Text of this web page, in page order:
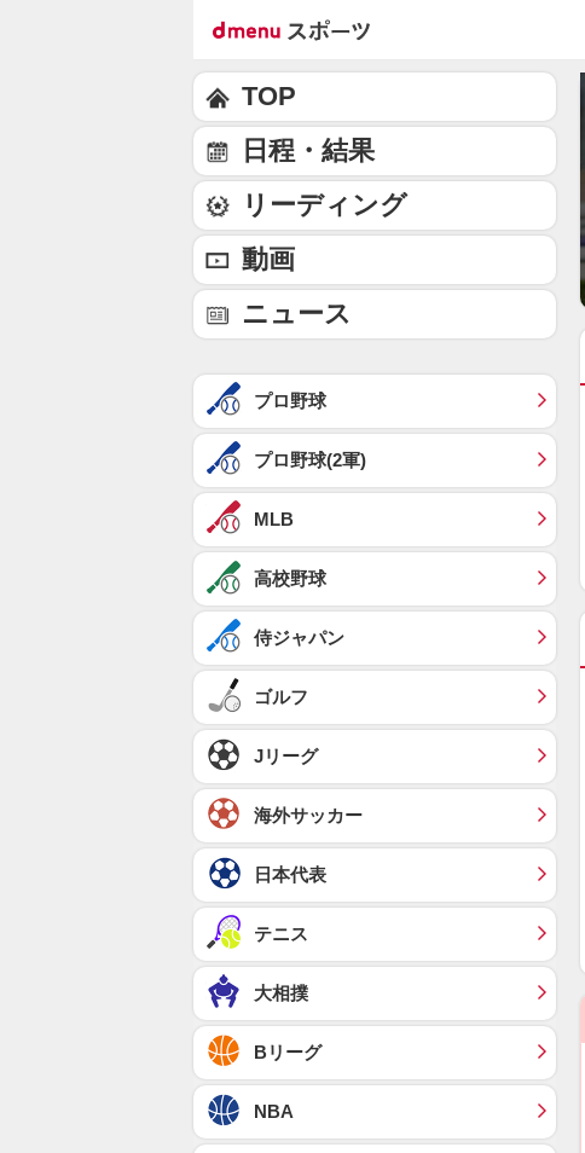
TOP
日程・結果
リーディング
動画
ニュース
プロ野球
プロ野球(2軍)
MLB
高校野球
侍ジャパン
ゴルフ
Jリーグ
海外サッカー
日本代表
テニス
大相撲
Bリーグ
NBA